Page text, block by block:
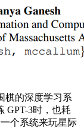
的深度学习系
GPT-3时，也耗
个系统来玩星际